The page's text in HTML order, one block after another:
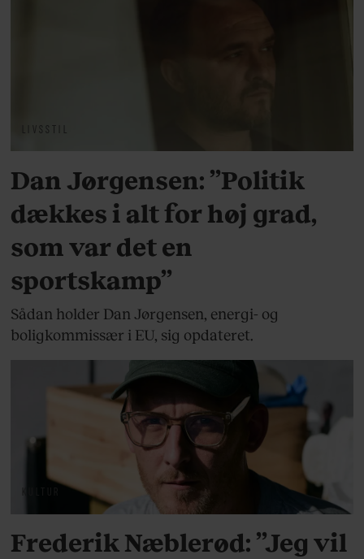
LIVSSTIL
Dan Jørgensen: ”Politik
dækkes i alt for høj grad,
som var det en
sportskamp”
Sådan holder Dan Jørgensen, energi- og
boligkommissær i EU, sig opdateret.
Frederik Næblerød: ”Jeg vil